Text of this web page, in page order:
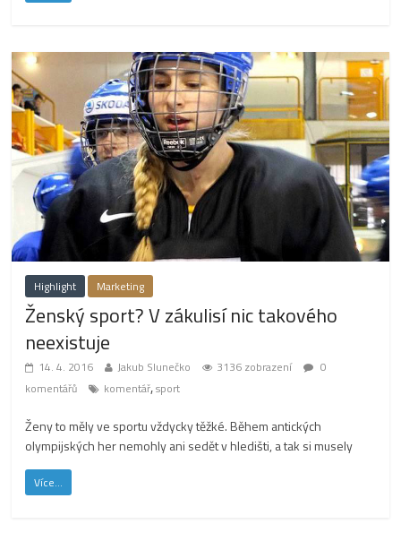
Highlight Marketing
Ženský sport? V zákulisí nic takového
neexistuje
14. 4. 2016 Jakub Slunečko 3136 zobrazení
0
komentářů
komentář,sport
Ženy to měly ve sportu vždycky těžké. Během antických
olympijských her nemohly ani sedět v hledišti, a tak si musely
Více...